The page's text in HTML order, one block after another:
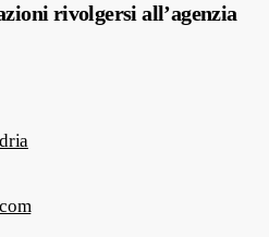
rivolgersi all’agenzia